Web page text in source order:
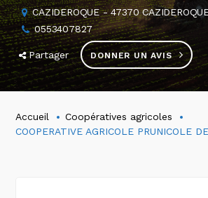
CAZIDEROQUE - 47370
0553407827
Partager DONNER UN AVIS
Accueil
Coopératives agricoles
COOPERATIVE AGRICOLE PRUNICOLE